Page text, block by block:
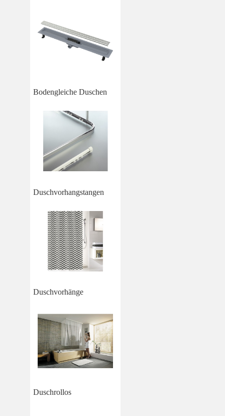
Bodengleiche Duschen
Duschvorhangstangen
Duschvorhänge
Duschrollos